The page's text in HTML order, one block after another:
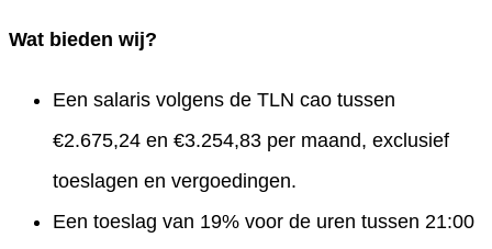
Wat bieden wij?
Een salaris volgens de TLN cao tussen
€2.675,24 en €3.254,83 per maand, exclusief
toeslagen en vergoedingen.
Een toeslag van 19% voor de uren tussen 21:00